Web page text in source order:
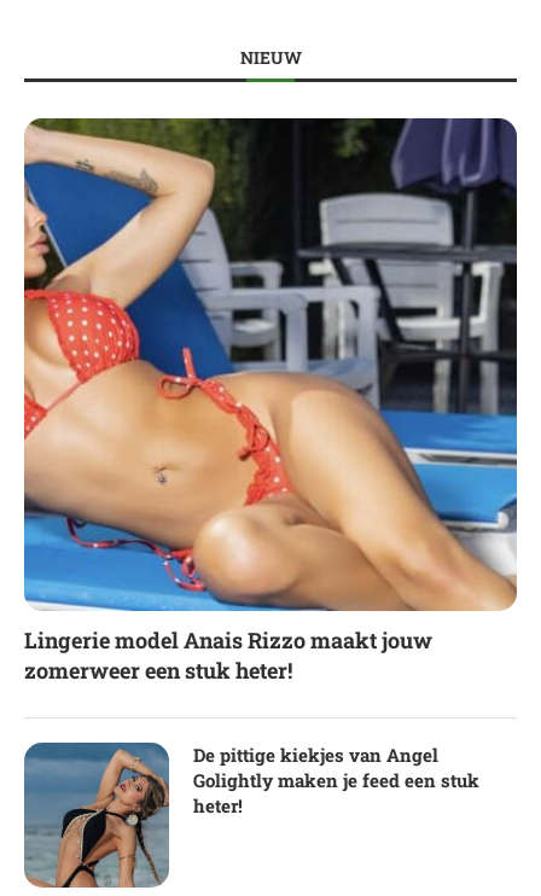
NIEUW
Lingerie model Anais Rizzo maakt jouw
zomerweer een stuk heter!
De pittige kiekjes van Angel
Golightly maken je feed een stuk
heter!